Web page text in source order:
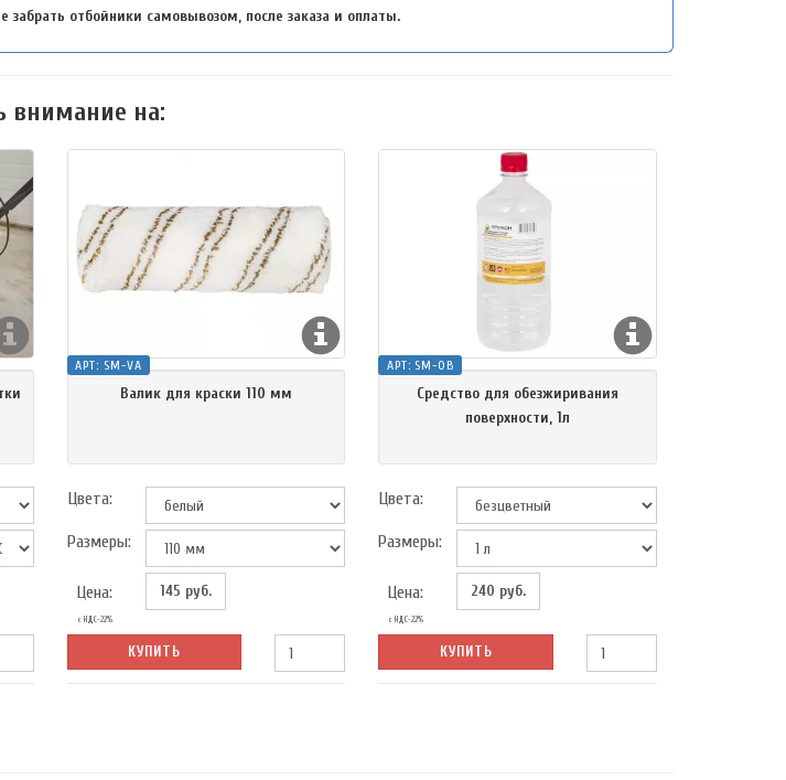
отбойники самовывозом, после заказа и оплаты.
внимание на:
АРТ: SM-VA
Валик для краски 110 мм
Цвета:
Размеры:
Цена:
с НДС-22%
145 руб.
КУПИТЬ
АРТ: SM-OB
Средство для обезжиривания
поверхности, 1л
Цвета:
Размеры:
Цена:
с НДС-22%
240 руб.
КУПИТЬ